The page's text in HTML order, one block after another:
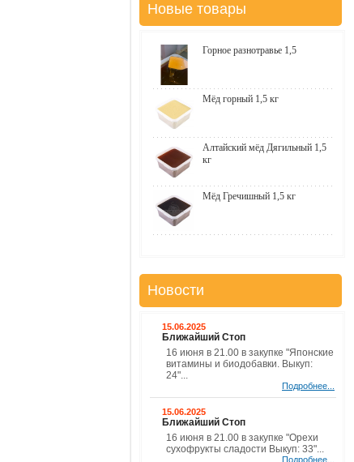
Новые товары
Горное разнотравье 1,5
Мёд горный 1,5 кг
Алтайский мёд Дягильный 1,5
кг
Мёд Гречишный 1,5 кг
Новости
15.06.2025
Ближайший Стоп
16 июня в 21.00 в закупке "Японские
витамины и биодобавки. Выкуп:
24"...
Подробнее...
15.06.2025
Ближайший Стоп
16 июня в 21.00 в закупке "Орехи
сухофрукты сладости Выкуп: 33"...
Подробнее...